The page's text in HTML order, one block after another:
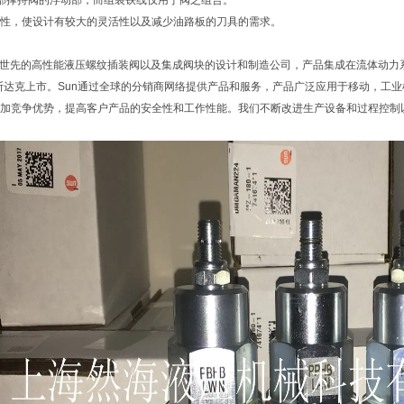
，使设计有较大的灵活性以及减少油路板的刀具的需求。
先的高性能液压螺纹插装阀以及集成阀块的设计和制造公司，产品集成在流体动
克上市。Sun通过全球的分销商网络提供产品和服务，产品广泛应用于移动，工
竞争优势，提高客户产品的安全性和工作性能。我们不断改进生产设备和过程控